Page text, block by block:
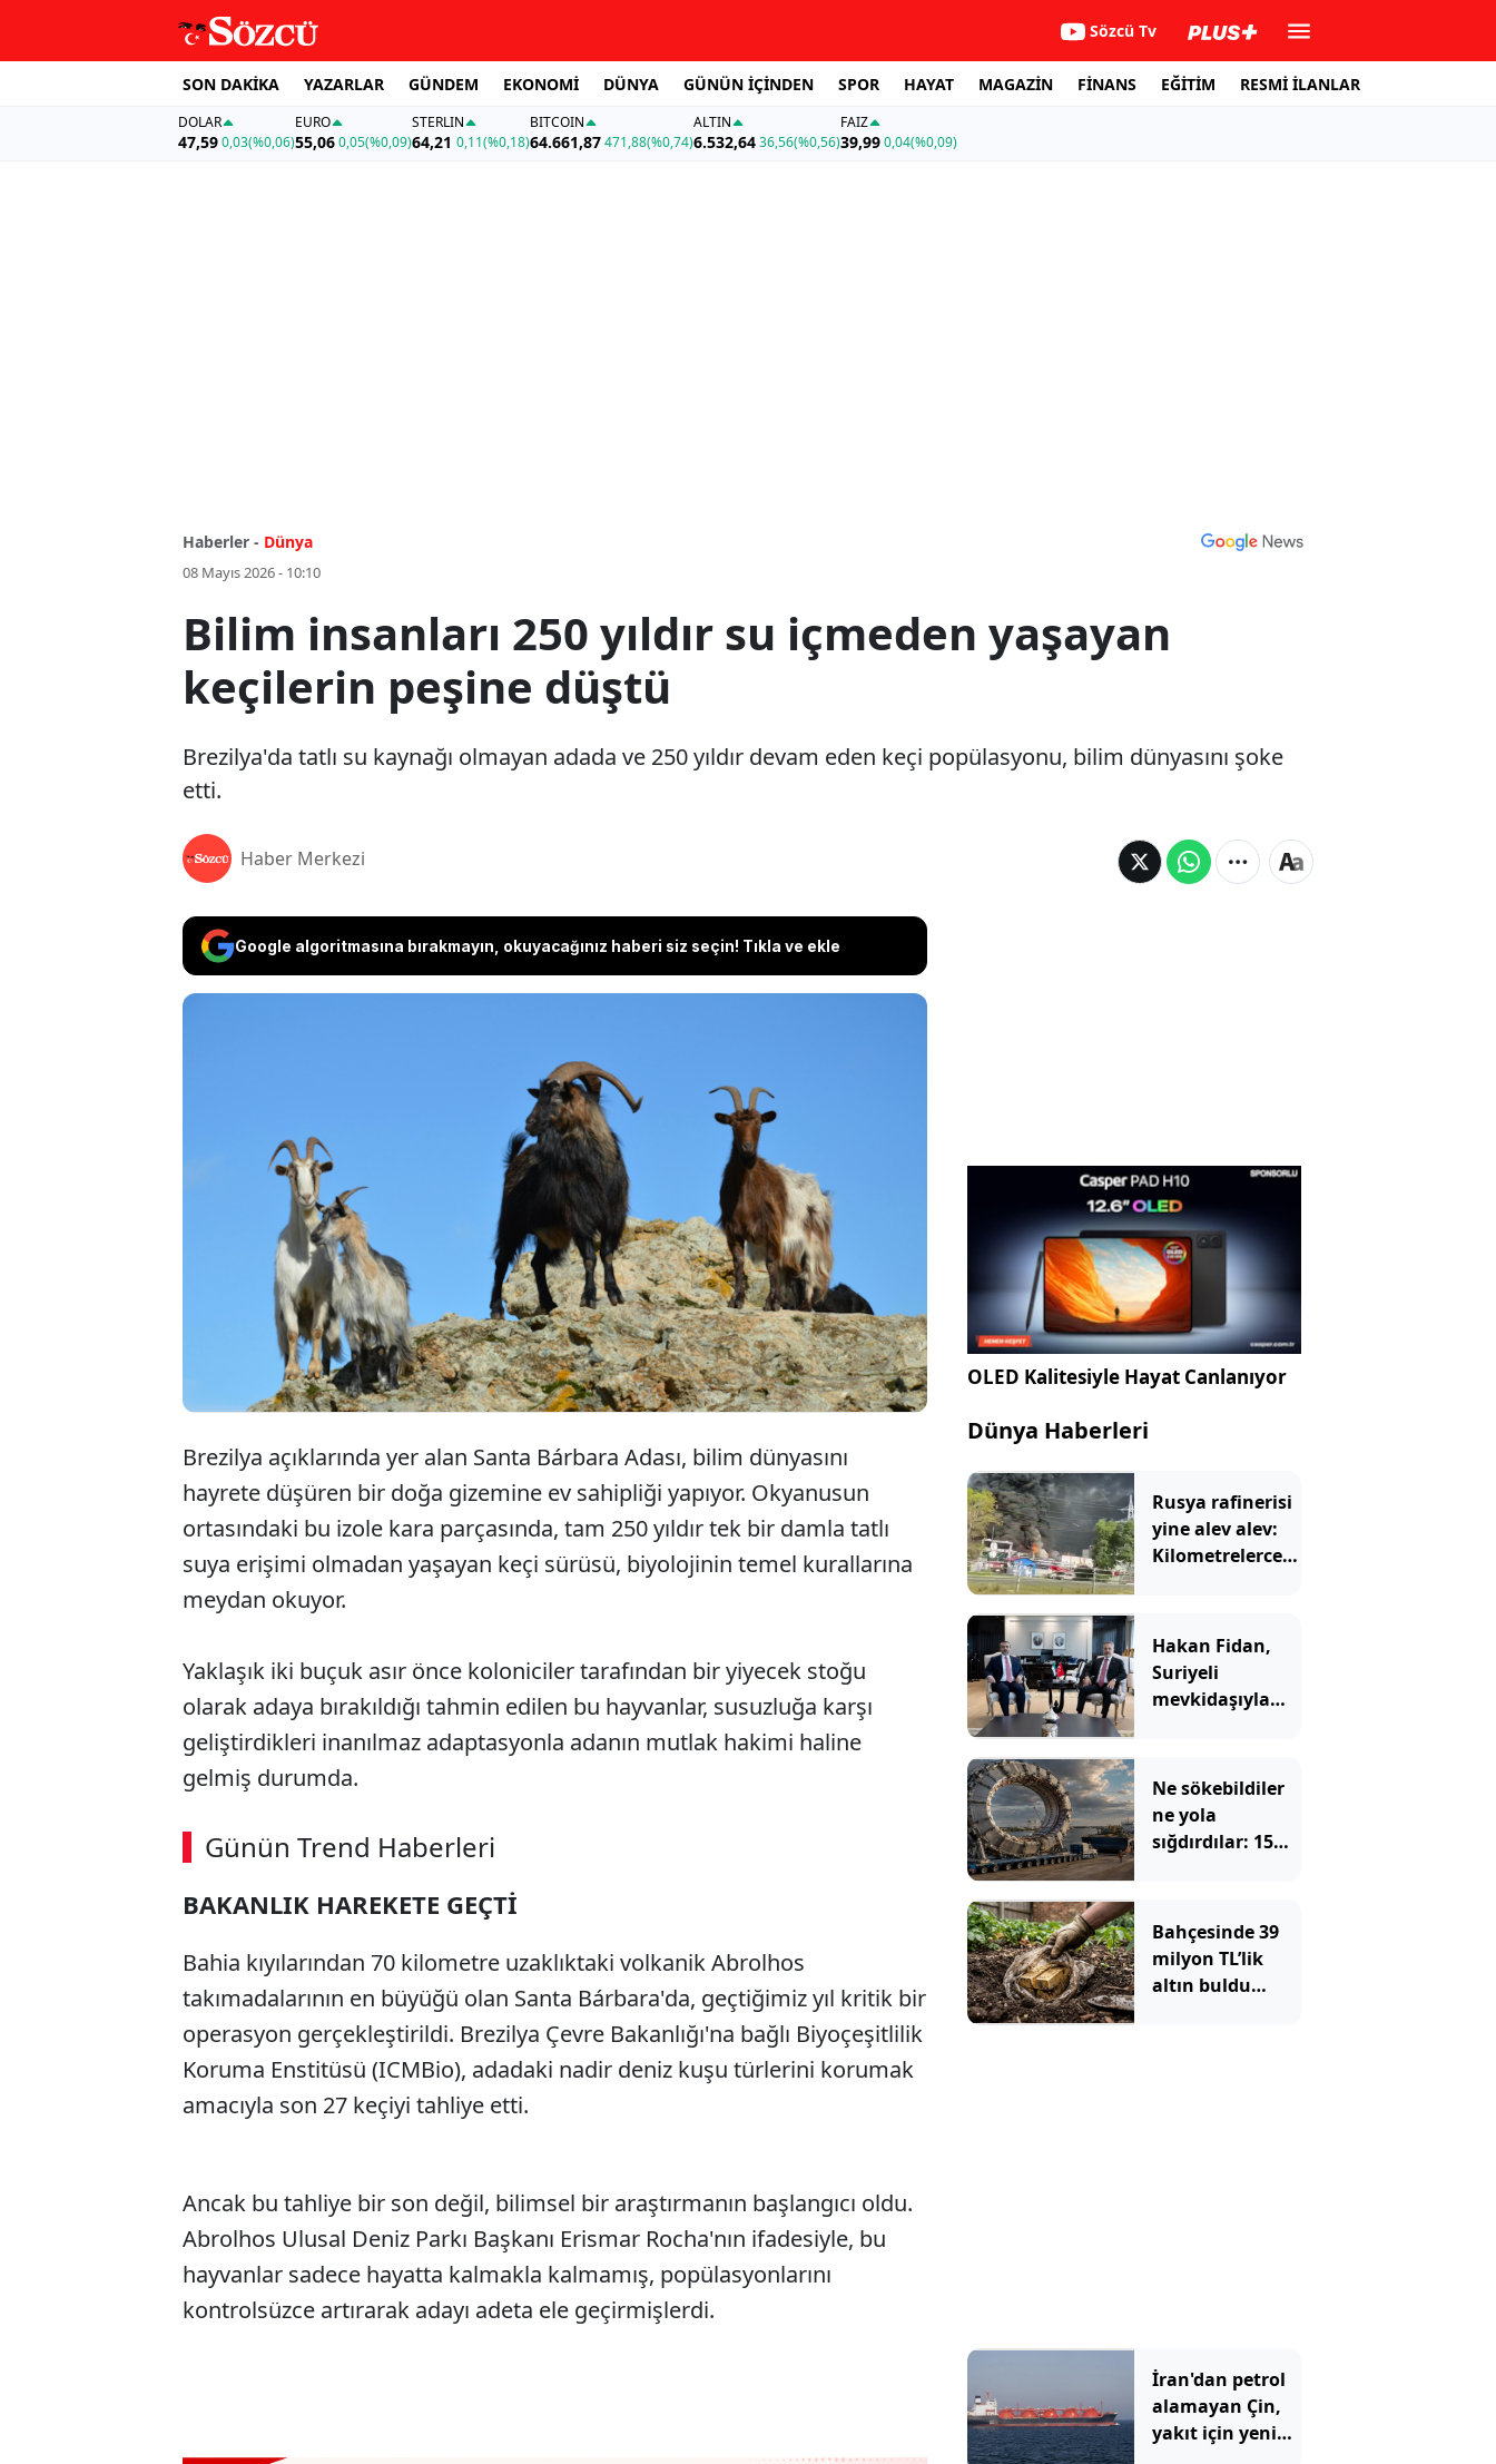
Sözcü Tv
SON DAKİKA YAZARLAR GÜNDEM EKONOMİ DÜNYA GÜNÜN İÇİNDEN SPOR HAYAT MAGAZİN FİNANS EĞİTİM RESMİ İLANLAR
DOLAR
47,590,03(%0,06)
EURO
55,06 0,05(%0,09)
STERLIN
64,21 0,11(%0,18)
BITCOIN
64.661,87471,88(%0,74)
ALTIN
6.532,6436,56(%0,56)
FAİZ
39,990,04(%0,09)
Haberler - Dünya
08 Mayıs 2026 - 10:10
Bilim insanları 250 yıldır su içmeden yaşayan
keçilerin peşine düştü
Brezilya'da tatlı su kaynağı olmayan adada ve 250 yıldır devam eden keçi popülasyonu, bilim dünyasını şoke
etti.
Haber Merkezi
Google algoritmasına bırakmayın, okuyacağınız haberi siz seçin! Tıkla ve ekle
Brezilya'da tatlı su kaynağı olmayan adada ve 250
yıldır devam eden keçi popülasyonu, bilim
dünyasını şoke etti.
Brezilya açıklarında yer alan Santa Bárbara Adası, bilim dünyasını
hayrete düşüren bir doğa gizemine ev sahipliği yapıyor. Okyanusun
ortasındaki bu izole kara parçasında, tam 250 yıldır tek bir damla tatlı
suya erişimi olmadan yaşayan keçi sürüsü, biyolojinin temel kurallarına
meydan okuyor.
Yaklaşık iki buçuk asır önce koloniciler tarafından bir yiyecek stoğu
olarak adaya bırakıldığı tahmin edilen bu hayvanlar, susuzluğa karşı
geliştirdikleri inanılmaz adaptasyonla adanın mutlak hakimi haline
gelmiş durumda.
Günün Trend Haberleri
SÖZCÜ SON DAKİKA
BAKANLIK HAREKETE GEÇTİ
Bahia kıyılarından 70 kilometre uzaklıktaki volkanik Abrolhos
takımadalarının en büyüğü olan Santa Bárbara'da, geçtiğimiz yıl kritik bir
operasyon gerçekleştirildi. Brezilya Çevre Bakanlığı'na bağlı Biyoçeşitlilik
Koruma Enstitüsü (ICMBio), adadaki nadir deniz kuşu türlerini korumak
amacıyla son 27 keçiyi tahliye etti.
Ancak bu tahliye bir son değil, bilimsel bir araştırmanın başlangıcı oldu.
Abrolhos Ulusal Deniz Parkı Başkanı Erismar Rocha'nın ifadesiyle, bu
hayvanlar sadece hayatta kalmakla kalmamış, popülasyonlarını
kontrolsüzce artırarak adayı adeta ele geçirmişlerdi.
OLED Kalitesiyle Hayat Canlanıyor
Dünya Haberleri
Rusya rafinerisi
yine alev alev:
Kilometrelerce
Hakan Fidan,
Suriyeli
mevkidaşıyla
Ne sökebildiler
ne yola
sığdırdılar: 15
günde böyle
taşıdılar
Bahçesinde 39
milyon TL’lik
altın buldu
İran'dan petrol
alamayan Çin,
yakıt için yeni